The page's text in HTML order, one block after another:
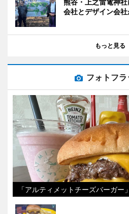
会社とデザイン会
もっと見る
フォトフラ
「アルティメットチーズバーガー